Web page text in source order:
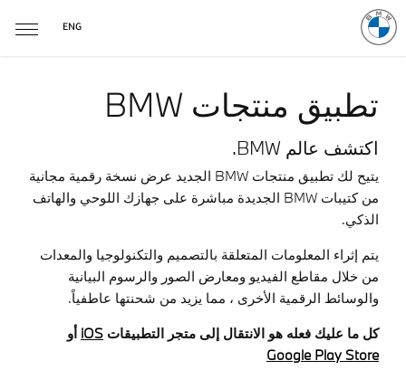
ENG
تطبيق منتجات BMW
اكتشف عالم BMW.
يتيح لك تطبيق منتجات BMW الجديد عرض نسخة رقمية مجانية
من كتيبات BMW الجديدة مباشرة على جهازك اللوحي والهاتف
الذكي.
يتم إثراء المعلومات المتعلقة بالتصميم والتكنولوجيا والمعدات
من خلال مقاطع الفيديو ومعارض الصور والرسوم البيانية
والوسائط الرقمية الأخرى ، مما يزيد من شحنتها عاطفياً.
كل ما عليك فعله هو الانتقال إلى متجر التطبيقات iOS أو
Google Play Store